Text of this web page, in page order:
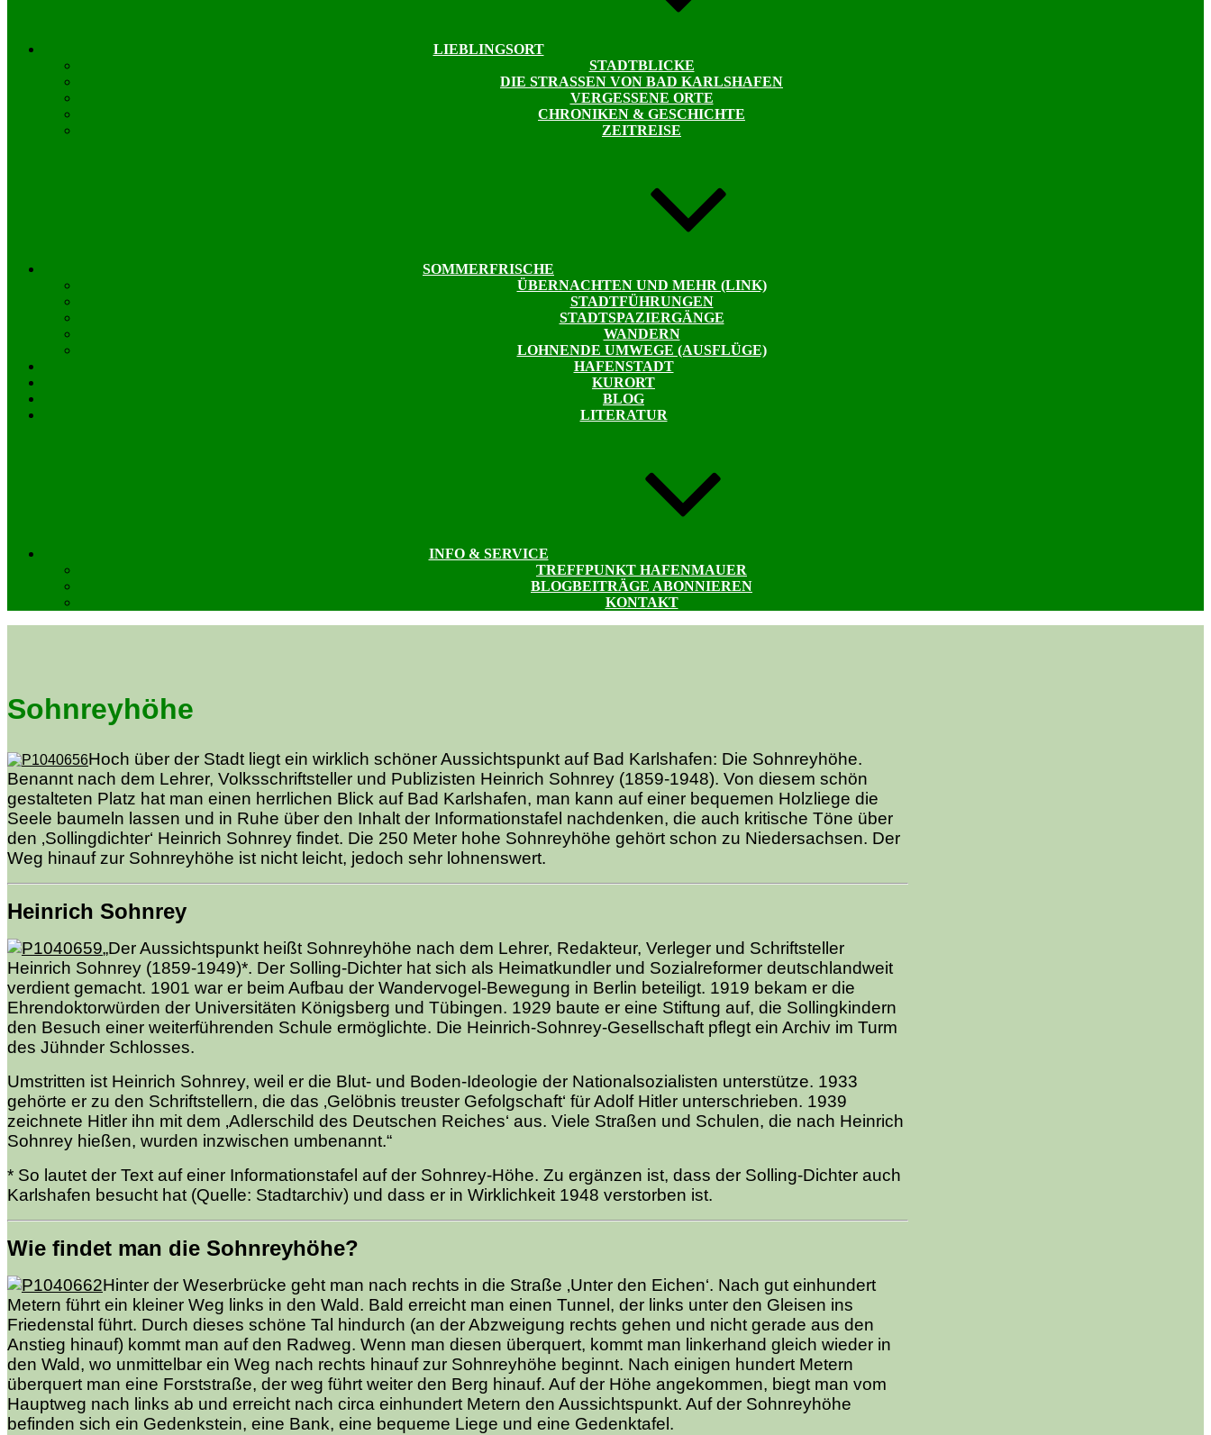
LIEBLINGSORT
STADTBLICKE
DIE STRASSEN VON BAD KARLSHAFEN
VERGESSENE ORTE
CHRONIKEN & GESCHICHTE
ZEITREISE
SOMMERFRISCHE
ÜBERNACHTEN UND MEHR (LINK)
STADTFÜHRUNGEN
STADTSPAZIERGÄNGE
WANDERN
LOHNENDE UMWEGE (AUSFLÜGE)
HAFENSTADT
KURORT
BLOG
LITERATUR
INFO & SERVICE
TREFFPUNKT HAFENMAUER
BLOGBEITRÄGE ABONNIEREN
KONTAKT
Sohnreyhöhe
Hoch über der Stadt liegt ein wirklich schöner Aussichtspunkt auf Bad Karlshafen: Die Sohnreyhöhe.
Benannt nach dem Lehrer, Volksschriftsteller und Publizisten Heinrich Sohnrey (1859-1948). Von diesem schön
gestalteten Platz hat man einen herrlichen Blick auf Bad Karlshafen, man kann auf einer bequemen Holzliege die
Seele baumeln lassen und in Ruhe über den Inhalt der Informationstafel nachdenken, die auch kritische Töne über
den ‚Sollingdichter‘ Heinrich Sohnrey findet. Die 250 Meter hohe Sohnreyhöhe gehört schon zu Niedersachsen. Der
Weg hinauf zur Sohnreyhöhe ist nicht leicht, jedoch sehr lohnenswert.
Heinrich Sohnrey
„Der Aussichtspunkt heißt Sohnreyhöhe nach dem Lehrer, Redakteur, Verleger und Schriftsteller
Heinrich Sohnrey (1859-1949)*. Der Solling-Dichter hat sich als Heimatkundler und Sozialreformer deutschlandweit
verdient gemacht. 1901 war er beim Aufbau der Wandervogel-Bewegung in Berlin beteiligt. 1919 bekam er die
Ehrendoktorwürden der Universitäten Königsberg und Tübingen. 1929 baute er eine Stiftung auf, die Sollingkindern
den Besuch einer weiterführenden Schule ermöglichte. Die Heinrich-Sohnrey-Gesellschaft pflegt ein Archiv im Turm
des Jühnder Schlosses.
Umstritten ist Heinrich Sohnrey, weil er die Blut- und Boden-Ideologie der Nationalsozialisten unterstütze. 1933
gehörte er zu den Schriftstellern, die das ‚Gelöbnis treuster Gefolgschaft‘ für Adolf Hitler unterschrieben. 1939
zeichnete Hitler ihn mit dem ‚Adlerschild des Deutschen Reiches‘ aus. Viele Straßen und Schulen, die nach Heinrich
Sohnrey hießen, wurden inzwischen umbenannt.“
* So lautet der Text auf einer Informationstafel auf der Sohnrey-Höhe. Zu ergänzen ist, dass der Solling-Dichter auch
Karlshafen besucht hat (Quelle: Stadtarchiv) und dass er in Wirklichkeit 1948 verstorben ist.
Wie findet man die Sohnreyhöhe?
Hinter der Weserbrücke geht man nach rechts in die Straße ‚Unter den Eichen‘. Nach gut einhundert
Metern führt ein kleiner Weg links in den Wald. Bald erreicht man einen Tunnel, der links unter den Gleisen ins
Friedenstal führt. Durch dieses schöne Tal hindurch (an der Abzweigung rechts gehen und nicht gerade aus den
Anstieg hinauf) kommt man auf den Radweg. Wenn man diesen überquert, kommt man linkerhand gleich wieder in
den Wald, wo unmittelbar ein Weg nach rechts hinauf zur Sohnreyhöhe beginnt. Nach einigen hundert Metern
überquert man eine Forststraße, der weg führt weiter den Berg hinauf. Auf der Höhe angekommen, biegt man vom
Hauptweg nach links ab und erreicht nach circa einhundert Metern den Aussichtspunkt. Auf der Sohnreyhöhe
befinden sich ein Gedenkstein, eine Bank, eine bequeme Liege und eine Gedenktafel.